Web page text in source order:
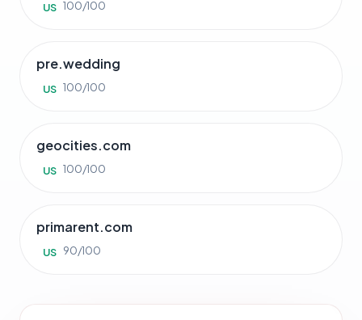
US 100/100
pre.wedding
US 100/100
geocities.com
US 100/100
primarent.com
US 90/100